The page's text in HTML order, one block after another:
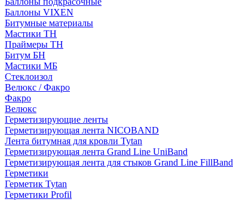
Баллоны VIXEN
Битумные материалы
Мастики ТН
Праймеры ТН
Битум БН
Мастики МБ
Стеклоизол
Велюкс / Факро
Факро
Велюкс
Герметизирующие ленты
Герметизирующая лента NICOBAND
Лента битумная для кровли Tytan
Герметизирующая лента Grand Line UniBand
Герметизирующая лента для стыков Grand Line FillBand
Герметики
Герметик Tytan
Герметики Profil